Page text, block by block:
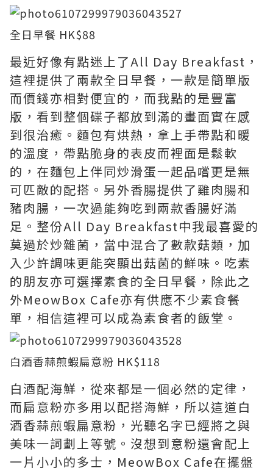
全日早餐 HK$88
最近好像有點迷上了All Day Breakfast，
這裡提供了兩款全日早餐，一款是簡單版
而價錢亦相對便宜的，而我點的是豐富
版，看到整個碟子都放到滿的畫面實在感
到很治癒。麵包有烘熱，拿上手帶點和暖
的溫度，帶點脆身的表皮而裡面是鬆軟
的，在麵包上伴同炒滑蛋一起品嚐更是無
可匹敵的配搭。另外香腸提供了雞肉腸和
豬肉腸，一次過能夠吃到兩款香腸好滿
足。整份All Day Breakfast中我最喜愛的
莫過於炒雜菌，當中混合了數款菇類，加
入少許調味更能突顯出菇菌的鮮味。吃素
的朋友亦可選擇素食的全日早餐，除此之
外MeowBox Cafe亦有供應不少素食餐
單，相信這裡可以成為素食者的飯堂。
白酒香蒜煎蝦扁意粉 HK$118
白酒配海鮮，從來都是一個必然的定律，
而扁意粉亦多用以配搭海鮮，所以這道白
酒香蒜煎蝦扁意粉，光聽名字已經將之與
美味一詞劃上等號。沒想到意粉還會配上
一片小小的多士，MeowBox Cafe在擺盤